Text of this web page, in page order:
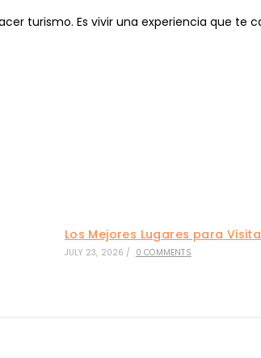
turismo. Es vivir una experiencia que te
Los Mejores Lugares para
JULY 23, 2026 / 0 COMMENTS